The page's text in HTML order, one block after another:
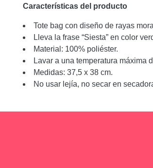
Características del producto
Tote bag con diseño de rayas
Lleva la frase “Siesta” en color
Material: 100% poliéster.
Lavar a una temperatura máxima
Medidas: 37,5 x 38 cm.
No usar lejía, no secar en